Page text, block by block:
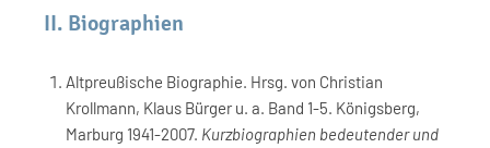
II. Biographien
Altpreußische Biographie. Hrsg. von Christian
Krollmann, Klaus Bürger u. a. Band 1-5. Königsberg,
Marburg 1941-2007. Kurzbiographien bedeutender und